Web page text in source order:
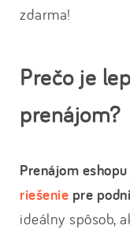
zdarma!
Prečo je
prenájom?
Prenájom
riešenie pre
ideálny spôsob,